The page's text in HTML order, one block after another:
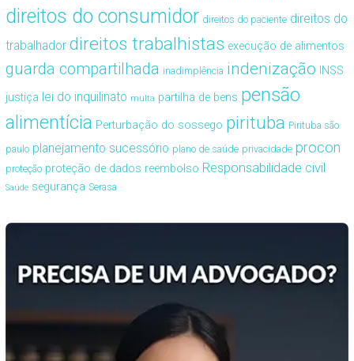
direitos do consumidor direitos do paciente direitos do
trabalhador direitos trabalhistas execução de alimentos
guarda compartilhada inadimplência indenização INSS
justiça lei do inquilinato multa partilha de bens pensão
alimentícia Perturbação do sossego pirituba Pirituba são
paulo planejamento sucessório plano de saúde privacidade procon
proteção proteção de dados reembolso Responsabilidade civil
Saúde segurança Serasa